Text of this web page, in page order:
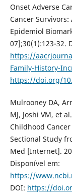
Onset Adverse
Cancer Survivors:
Epidemiol
07];30(1):123-32.
https://
Family-History-
https://doi.org/
Mulrooney DA,
MJ, Joshi VM, et
Childhood
Sectional Study
Med [Internet].
Disponível em:
https://
DOI: https://